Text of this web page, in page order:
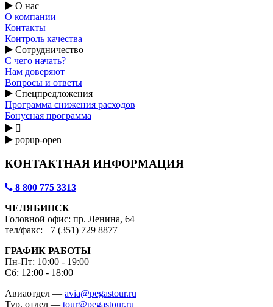
О нас
О компании
Контакты
Контроль качества
Сотрудничество
С чего начать?
Нам доверяют
Вопросы и ответы
Спецпредложения
Программа снижения расходов
Бонусная программа

popup-open
КОНТАКТНАЯ ИНФОРМАЦИЯ
8 800 775 3313
ЧЕЛЯБИНСК
Головной офис: пр. Ленина, 64
тел/факс: +7 (351) 729 8877
ГРАФИК РАБОТЫ
Пн-Пт: 10:00 - 19:00
Сб: 12:00 - 18:00
Авиаотдел — avia@pegastour.ru
Тур. отдел — tour@pegastour.ru